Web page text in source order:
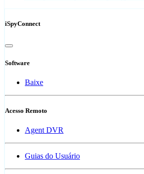
iSpyConnect
Software
Baixe
Acesso Remoto
Agent DVR
Guias do Usuário